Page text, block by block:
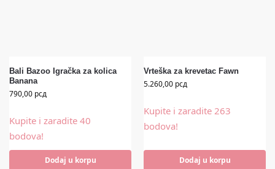
Bali Bazoo Igračka za kolica
Banana
790,00 рсд
Kupite i zaradite 40
bodova!
Dodaj u korpu
Vrteška za krevetac Fawn
5.260,00 рсд
Kupite i zaradite 263
bodova!
Dodaj u korpu